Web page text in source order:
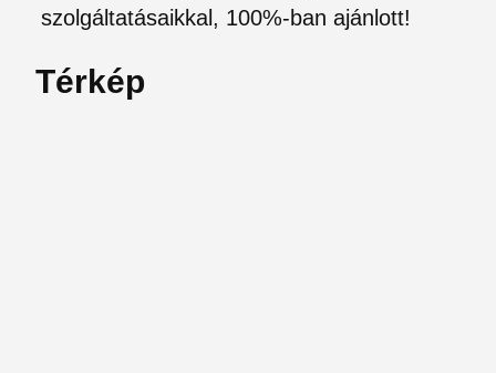
szolgáltatásaikkal, 100%-ban ajánlott!
Térkép